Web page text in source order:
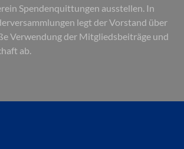
Spendenquittungen ausstellen. In
legt der Vorstand über
Verwendung der Mitgliedsbeiträge und
ab.